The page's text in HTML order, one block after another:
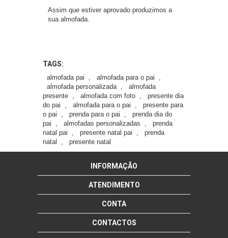
Assim que estiver aprovado produzimos a
sua almofada.
TAGS:
almofada pai , almofada para o pai
,
almofada personalizada ,
almofada
presente , almofada com foto ,
presente dia
do pai
, almofada para o pai ,
presente para
o pai
, prenda para o pai ,
prenda dia do
pai
, almofadas personalizadas ,
prenda
natal pai
, presente natal pai ,
prenda
natal
, presente natal
INFORMAÇÃO
ATENDIMENTO
CONTA
CONTACTOS